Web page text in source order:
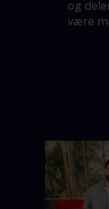
og
være